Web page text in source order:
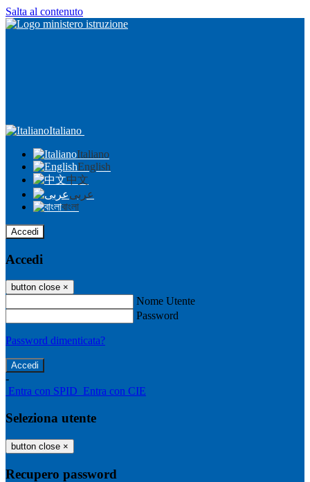
Salta al contenuto
Italiano
Italiano
English
中文
عربى
বাংলা
Accedi
Accedi
button close ×
Nome Utente
Password
Password dimenticata?
-
Entra con SPID Entra con CIE
Seleziona utente
button close ×
Recupero password